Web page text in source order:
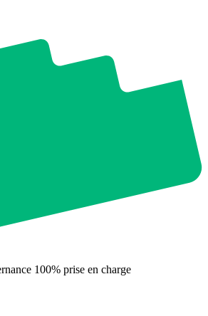
100% prise en charge